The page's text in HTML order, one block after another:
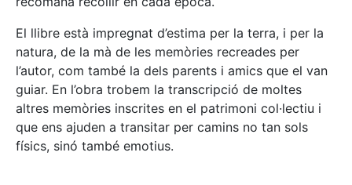
El llibre està impregnat d’estima per la terra, i per la
natura, de la mà de les memòries recreades per
l’autor, com també la dels parents i amics que el van
guiar. En l’obra trobem la transcripció de moltes
altres memòries inscrites en el patrimoni col·lectiu i
que ens ajuden a transitar per camins no tan sols
físics, sinó també emotius.